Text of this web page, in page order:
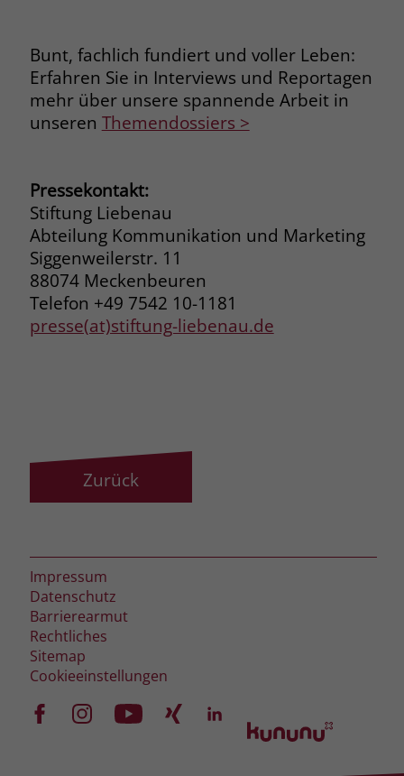
Bunt, fachlich fundiert und voller Leben:
Erfahren Sie in Interviews und Reportagen
mehr über unsere spannende Arbeit in
unseren Themendossiers >
Pressekontakt:
Stiftung Liebenau
Abteilung Kommunikation und Marketing
Siggenweilerstr. 11
88074 Meckenbeuren
Telefon +49 7542 10-1181
presse(at)stiftung-liebenau.de
Zurück
Impressum
Datenschutz
Barrierearmut
Rechtliches
Sitemap
Cookieeinstellungen
Laufzeit 3 Monate
Zweck
Der Zweck von _fbp ist vollständig auf
Facebook platziert es, während ein
Verbraucher auf Facebook ist. Dieses
Cookie verfolgt die Besuche eines
Nutzers auf verschiedenen Websites
und meldet dieses Verhalten an
Facebook. Facebook kann dann die
gesammelten Daten nutzen, um den
Nutzer besser zu verstehen und
Unternehmen zurückzusenden.